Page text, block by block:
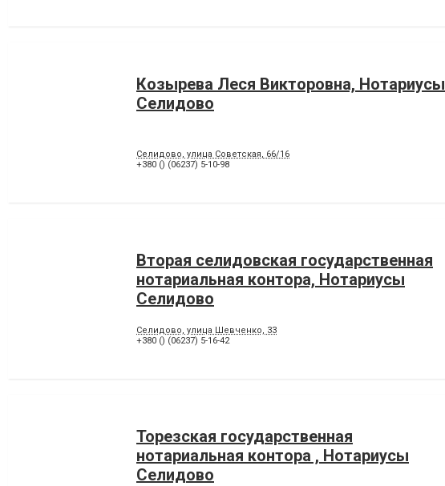
Козырева Леся Викторовна, Нотариусы
Селидово
Селидово, улица Советская, 66/16
+380 () (06237) 5-10-98
Вторая селидовская государственная
нотариальная контора, Нотариусы
Селидово
Селидово, улица Шевченко, 33
+380 () (06237) 5-16-42
Торезская государственная
нотариальная контора , Нотариусы
Селидово